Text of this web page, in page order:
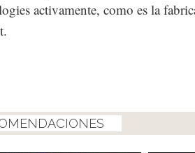
activamente, como es la